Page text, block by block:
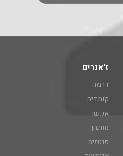
ז'אנרים
דרמה
קומדיה
אקשן
מותחן
פנטזיה